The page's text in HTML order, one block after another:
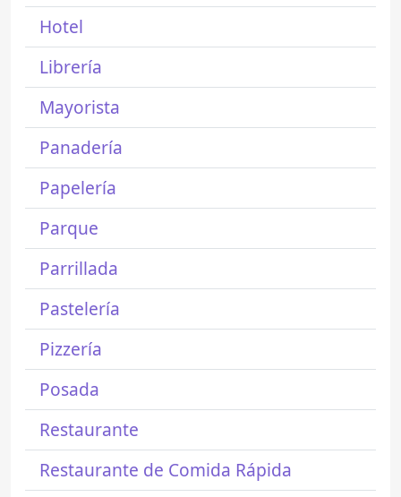
Hotel
Librería
Mayorista
Panadería
Papelería
Parque
Parrillada
Pastelería
Pizzería
Posada
Restaurante
Restaurante de Comida Rápida